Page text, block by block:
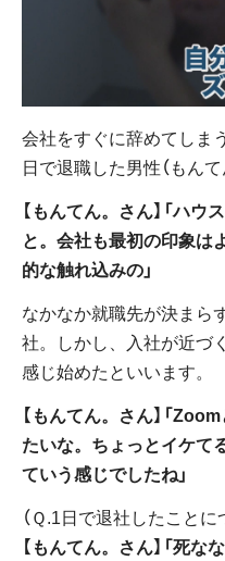
会社をすぐに辞めてしま
日で退職した男性（もん
【もんてん。さん】「ハ
と。会社も最初の印象は
的な触れ込みの」
なかなか就職先が決まら
社。しかし、入社が近づ
感じ始めたといいます。
【もんてん。さん】「
たいな。ちょっとイケて
ていう感じでしたね」
（Ｑ.1日で退社したことに
【もんてん。さん】「死